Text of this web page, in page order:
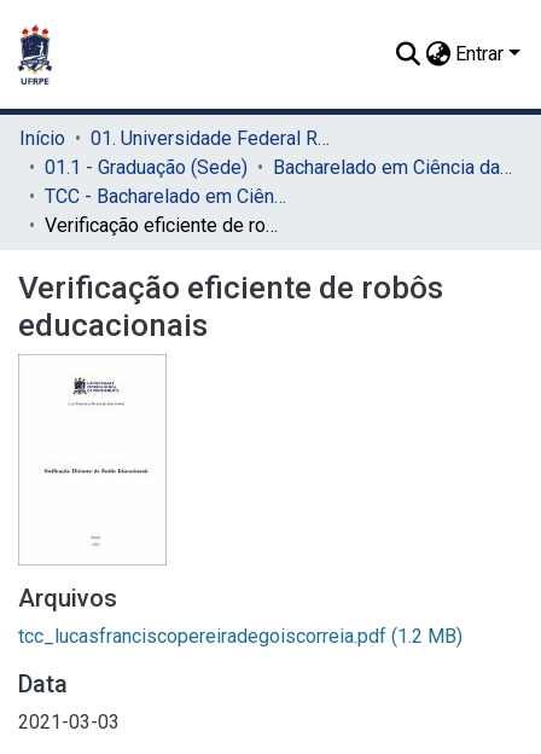
Entrar
Início
01. Universidade Federal Rural de Pernambuco - UFRPE (Sede)
01.1 - Graduação (Sede)
Bacharelado em Ciência da Computação (Sede)
TCC - Bacharelado em Ciência da Computação (Sede)
Verificação eficiente de robôs educacionais
Verificação eficiente de robôs
educacionais
Arquivos
tcc_lucasfranciscopereiradegoiscorreia.pdf (1.2 MB)
Data
2021-03-03